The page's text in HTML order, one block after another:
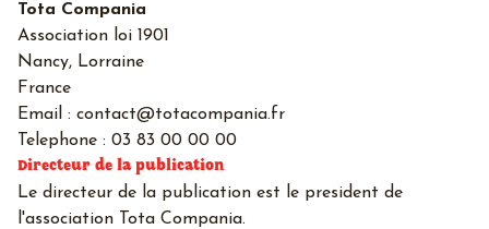
Tota Compania
Association loi 1901
Nancy, Lorraine
France
Email : contact@totacompania.fr
Telephone : 03 83 00 00 00
Directeur de la publication
Le directeur de la publication est le president de
l'association Tota Compania.